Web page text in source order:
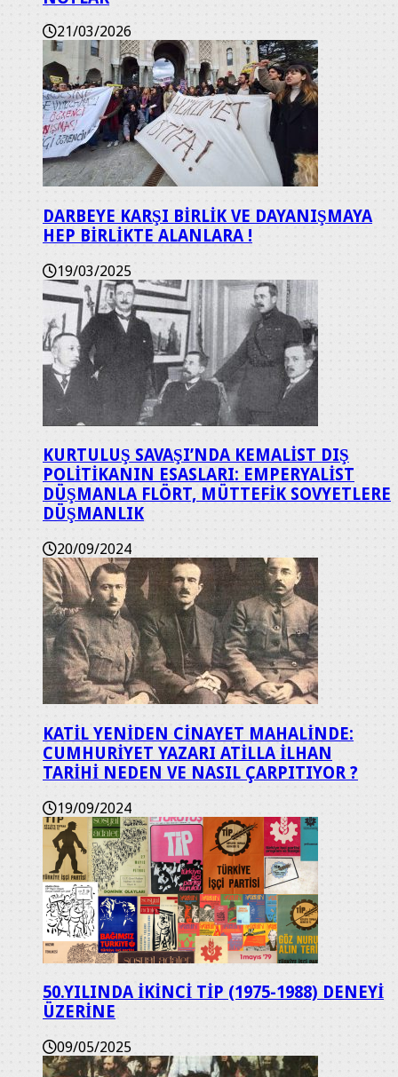
21/03/2026
DARBEYE KARŞI BİRLİK VE DAYANIŞMAYA
HEP BİRLİKTE ALANLARA !
19/03/2025
KURTULUŞ SAVAŞI’NDA KEMALİST DIŞ
POLİTİKANIN ESASLARI: EMPERYALİST
DÜŞMANLA FLÖRT, MÜTTEFİK SOVYETLERE
DÜŞMANLIK
20/09/2024
KATİL YENİDEN CİNAYET MAHALİNDE:
CUMHURİYET YAZARI ATİLLA İLHAN
TARİHİ NEDEN VE NASIL ÇARPITIYOR ?
19/09/2024
50.YILINDA İKİNCİ TİP (1975-1988) DENEYİ
ÜZERİNE
09/05/2025